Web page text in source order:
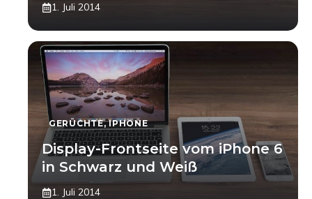
1. Juli 2014
GERÜCHTE,IPHONE
Display-Frontseite vom iPhone 6
in Schwarz und Weiß
1. Juli 2014